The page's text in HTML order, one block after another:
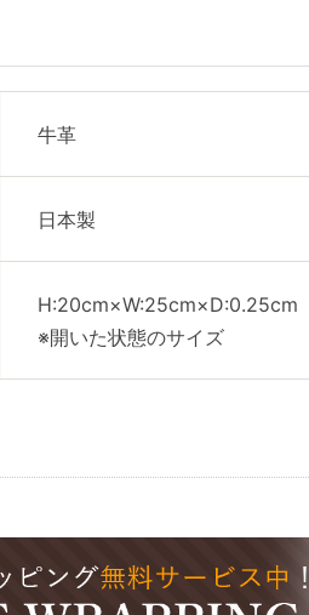
牛革
日本製
H:20cm×W:25cm×D:0.25cm
※開いた状態のサイズ